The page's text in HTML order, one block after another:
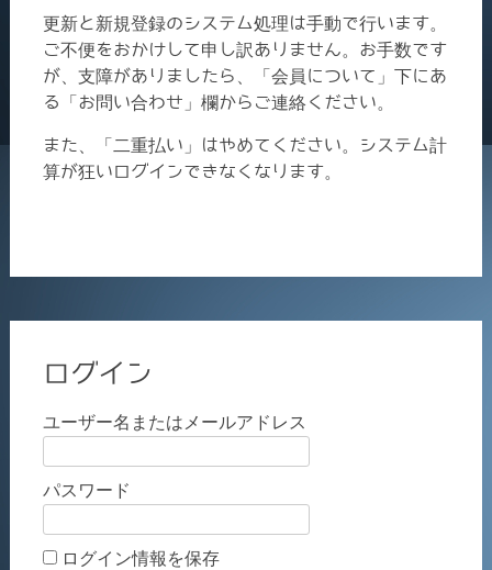
更新と新規登録のシステム処理は手動で行います。
ご不便をおかけして申し訳ありません。お手数です
が、支障がありましたら、「会員について」下にあ
る「お問い合わせ」欄からご連絡ください。
また、「二重払い」はやめてください。システム計
算が狂いログインできなくなります。
ログイン
ユーザー名またはメールアドレス
パスワード
ログイン情報を保存